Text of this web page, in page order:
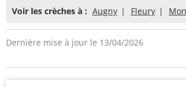
Voir les crèches à : Augny Fleury
Dernière mise à jour le 13/04/2026